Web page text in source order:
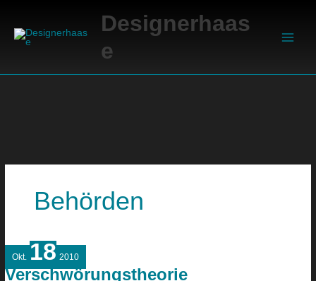
springen
Designerhaas
e
Behörden
Okt. 18 2010
Verschwörungstheorie
Verschwörungstheorie